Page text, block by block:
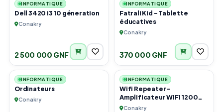
INFORMATIQUE
Dell 3420 i3 10 géneration
Conakry
2 500 000 GNF
INFORMATIQUE
Fatrali Kid - Tablette
éducatives
Conakry
370 000 GNF
6
INFORMATIQUE
Ordinateurs
Conakry
1
INFORMATIQUE
Wifi Repeater -
Amplificateur WIFI 1200
mbps
Conakry